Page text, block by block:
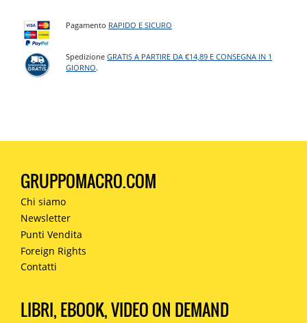
Pagamento RAPIDO E SICURO
SpedizioneGRATIS A PARTIRE DA €14,89 E CONSEGNA IN 1
GIORNO.
GRUPPOMACRO.COM
Chi siamo
Newsletter
Punti Vendita
Foreign Rights
Contatti
LIBRI, EBOOK, VIDEO ON DEMAND